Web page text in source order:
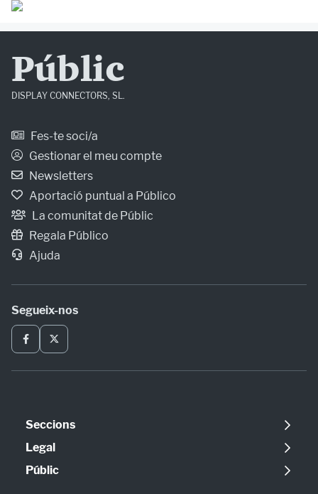
Públic
DISPLAY CONNECTORS, SL.
Fes-te soci/a
Gestionar el meu compte
Newsletters
Aportació puntual a Público
La comunitat de Públic
Regala Público
Ajuda
Segueix-nos
Seccions
Política
Opinió
Legal
Avís legal
Públic